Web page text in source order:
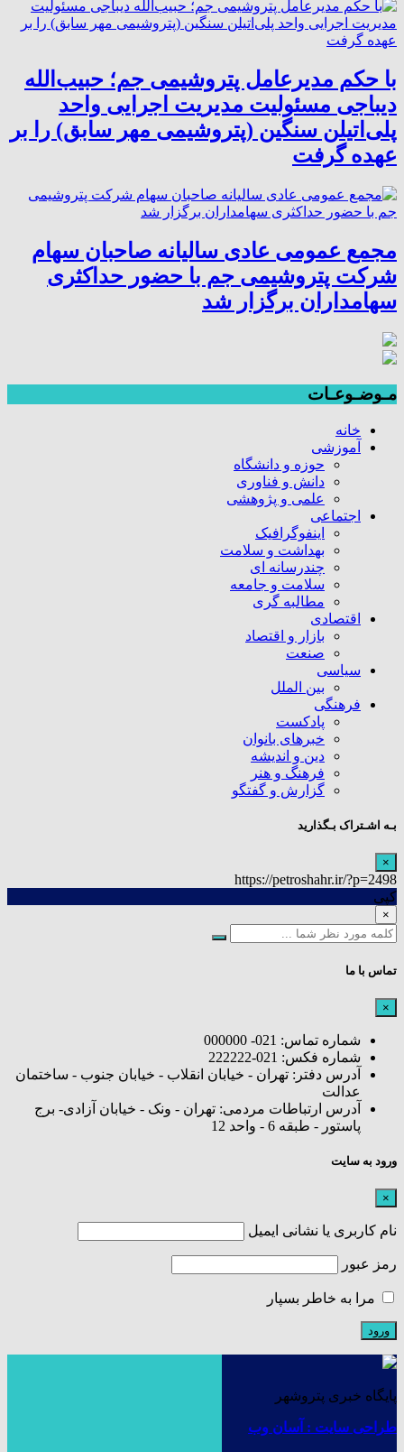
با حکم مدیرعامل پتروشیمی جم؛ حبیب‌الله
دیباجی مسئولیت مدیریت اجرایی واحد
پلی‌اتیلن سنگین (پتروشیمی مهر سابق) را بر
عهده گرفت
مجمع عمومی عادی سالیانه صاحبان سهام
شرکت پتروشیمی جم با حضور حداکثری
سهامداران برگزار شد
مـوضـوعـات
خانه
آموزشی
حوزه و دانشگاه
دانش و فناوری
علمی و پژوهشی
اجتماعی
اینفوگرافیک
بهداشت و سلامت
چندرسانه ای
سلامت و جامعه
مطالبه گری
اقتصادی
بازار و اقتصاد
صنعت
سیاسی
بین الملل
فرهنگی
پادکست
خبرهای بانوان
دین و اندیشه
فرهنگ و هنر
گزارش و گفتگو
بـه اشـتراک بـگذارید
×
https://petroshahr.ir/?p=2498
کپی
×
تماس با ما
×
شماره تماس: 021- 000000
شماره فکس: 021-222222
آدرس دفتر: تهران - خیابان انقلاب - خیابان جنوب - ساختمان
عدالت
آدرس ارتباطات مردمی: تهران - ونک - خیابان آزادی- برج
پاستور - طبقه 6 - واحد 12
ورود به سایت
×
نام کاربری یا نشانی ایمیل
رمز عبور
مرا به خاطر بسپار
پایگاه خبری پتروشهر
طراحی سایت : آسان وب